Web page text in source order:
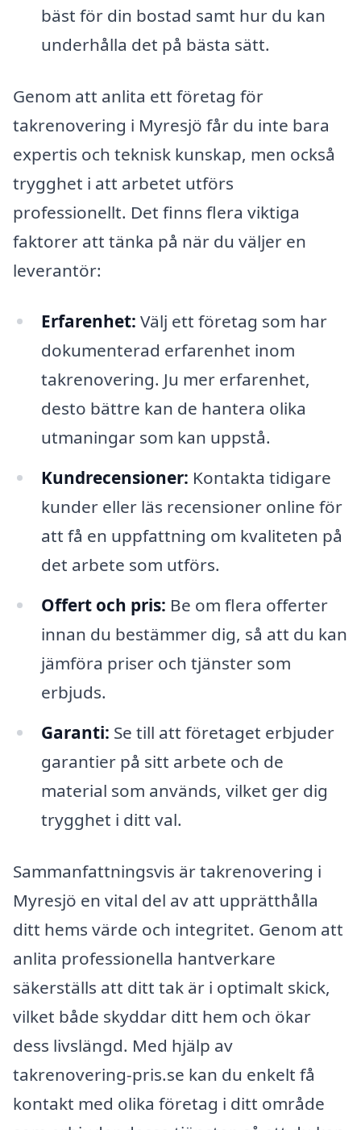
bäst för din bostad samt hur du kan
underhålla det på bästa sätt.
Genom att anlita ett företag för
takrenovering i Myresjö får du inte bara
expertis och teknisk kunskap, men också
trygghet i att arbetet utförs
professionellt. Det finns flera viktiga
faktorer att tänka på när du väljer en
leverantör:
Erfarenhet: Välj ett företag som har
dokumenterad erfarenhet inom
takrenovering. Ju mer erfarenhet,
desto bättre kan de hantera olika
utmaningar som kan uppstå.
Kundrecensioner: Kontakta tidigare
kunder eller läs recensioner online för
att få en uppfattning om kvaliteten på
det arbete som utförs.
Offert och pris: Be om flera offerter
innan du bestämmer dig, så att du kan
jämföra priser och tjänster som
erbjuds.
Garanti: Se till att företaget erbjuder
garantier på sitt arbete och de
material som används, vilket ger dig
trygghet i ditt val.
Sammanfattningsvis är takrenovering i
Myresjö en vital del av att upprätthålla
ditt hems värde och integritet. Genom att
anlita professionella hantverkare
säkerställs att ditt tak är i optimalt skick,
vilket både skyddar ditt hem och ökar
dess livslängd. Med hjälp av
takrenovering-pris.se kan du enkelt få
kontakt med olika företag i ditt område